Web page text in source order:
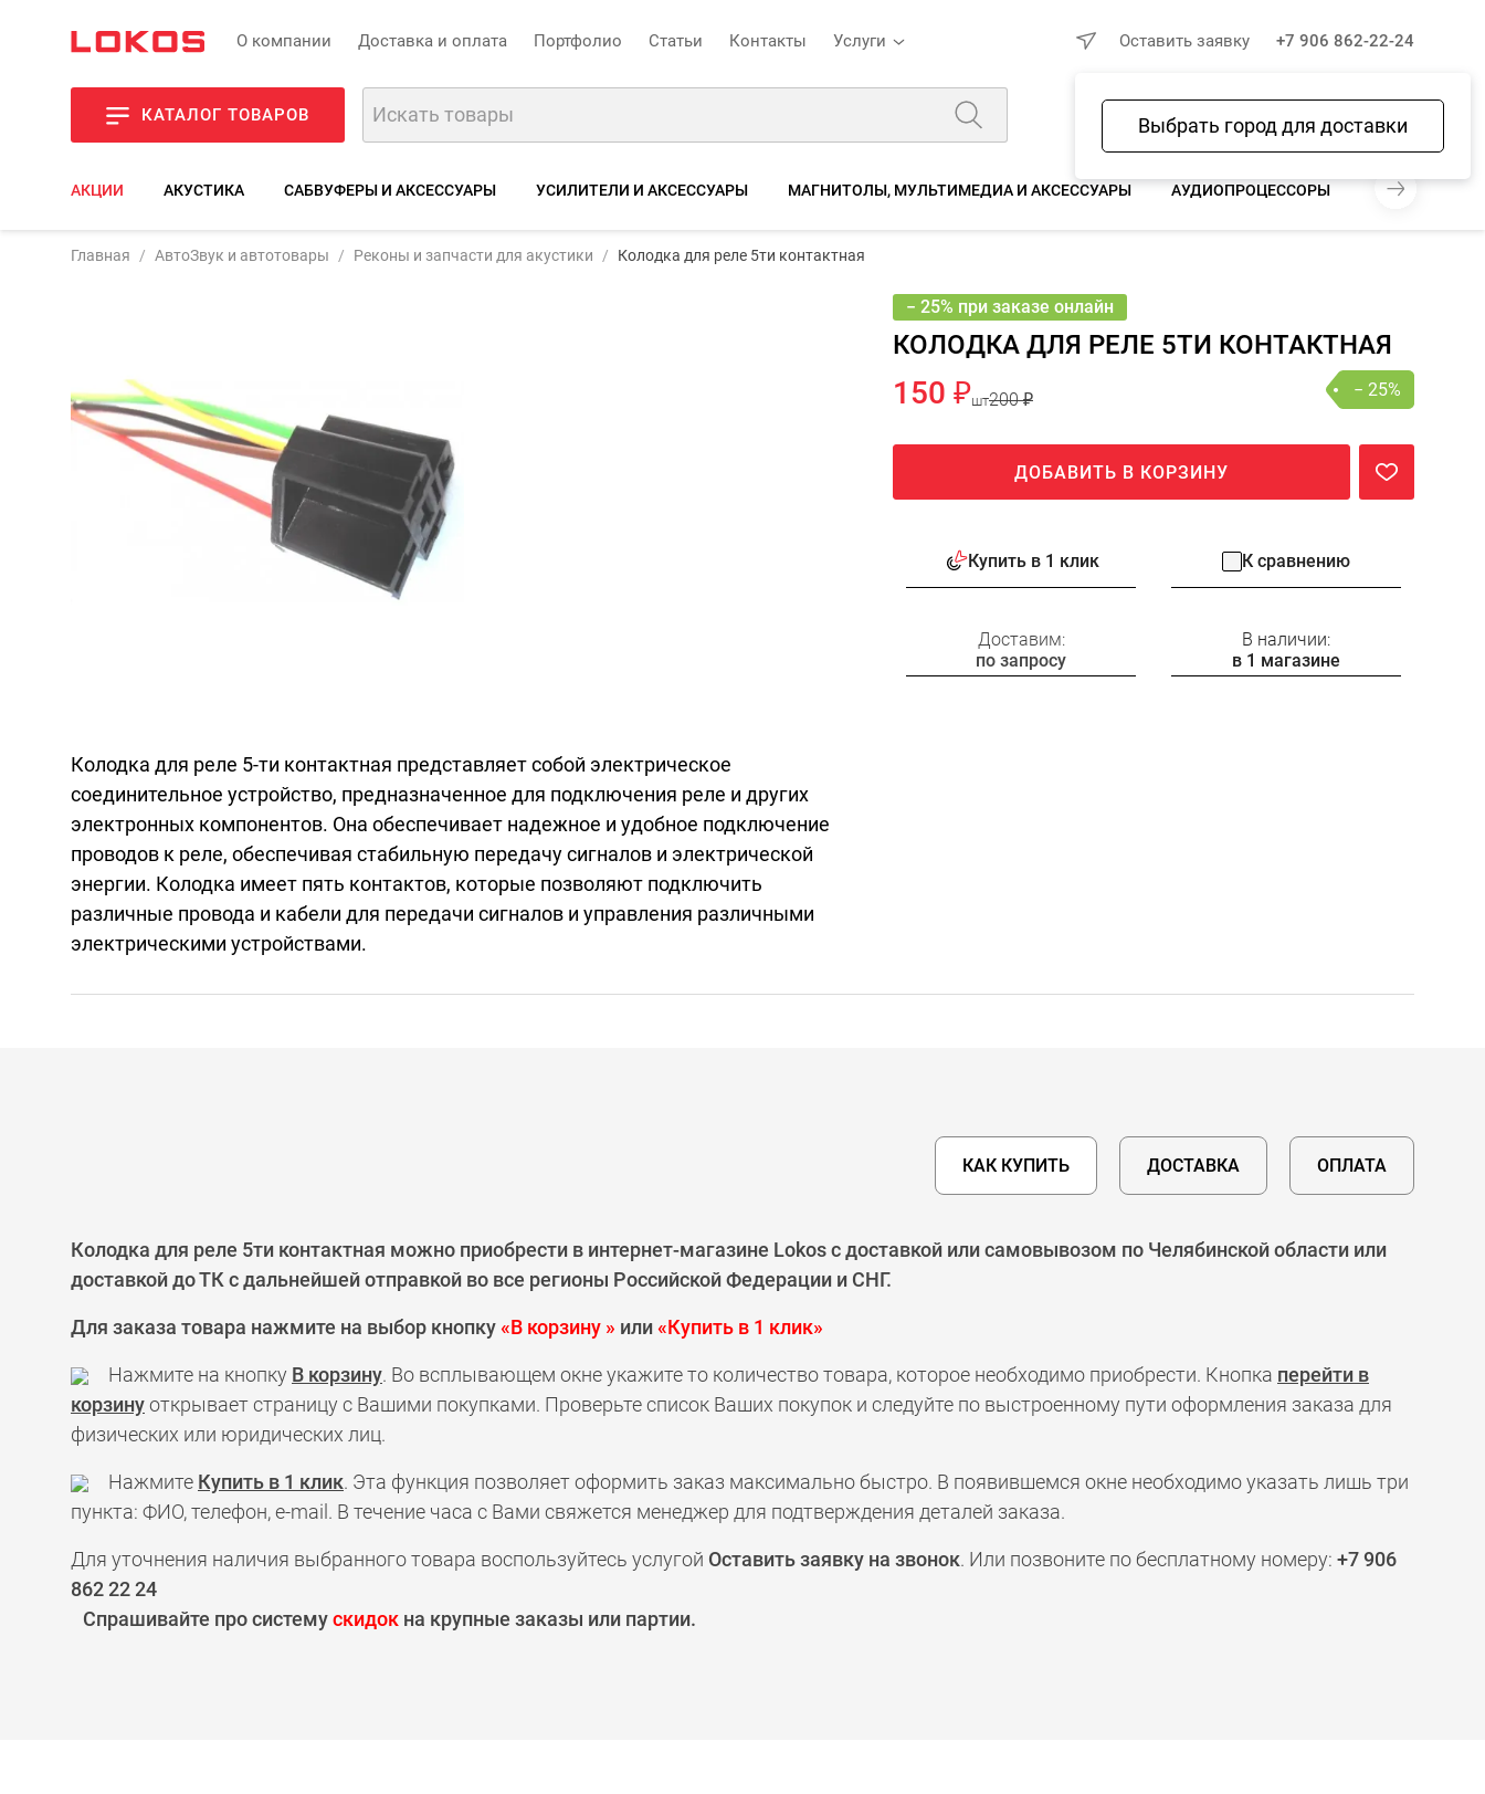
О компании Доставка и оплата Портфолио Статьи Контакты Услуги
Выбрать город для доставки
Оставить заявку +7 906 862-22-24
КАТАЛОГ ТОВАРОВ
Избранное Сравнение Корзина
АКЦИИ АКУСТИКА САБВУФЕРЫ И АКСЕССУАРЫ УСИЛИТЕЛИ И АКСЕССУАРЫ МАГНИТОЛЫ, МУЛЬТИМЕДИА И АКСЕССУАРЫ АУДИОПРОЦЕССОРЫ КАБЕЛИ
Фото Описание Отзывы
Главная АвтоЗвук и автотовары Реконы и запчасти для акустики Колодка для реле 5ти контактная
Колодка для реле 5-ти контактная представляет собой электрическое
соединительное устройство, предназначенное для подключения реле и других
электронных компонентов. Она обеспечивает надежное и удобное подключение
проводов к реле, обеспечивая стабильную передачу сигналов и электрической
энергии. Колодка имеет пять контактов, которые позволяют подключить
различные провода и кабели для передачи сигналов и управления различными
электрическими устройствами.
− 25% при заказе онлайн
КОЛОДКА ДЛЯ РЕЛЕ 5ТИ КОНТАКТНАЯ
150 ₽шт200 ₽ − 25%
ДОБАВИТЬ В КОРЗИНУ
Купить в 1 клик К сравнению
Доставим:
по запросу
В наличии:
в 1 магазине
КАК КУПИТЬ ДОСТАВКА ОПЛАТА
Колодка для реле 5ти контактная можно приобрести в интернет-магазине Lokos с доставкой или самовывозом по Челябинской области или
доставкой до ТК с дальнейшей отправкой во все регионы Российской Федерации и СНГ.
Для заказа товара нажмите на выбор кнопку«В корзину » или«Купить в 1 клик»
Нажмите на кнопку В корзину. Во всплывающем окне укажите то количество товара, которое необходимо приобрести. Кнопка перейти в
корзинуоткрывает страницу с Вашими покупками. Проверьте список Ваших покупок и следуйте по выстроенному пути оформления заказа для
физических или юридических лиц.
Нажмите Купить в 1 клик. Эта функция позволяет оформить заказ максимально быстро. В появившемся окне необходимо указать лишь три
пункта: ФИО, телефон, e-mail. В течение часа с Вами свяжется менеджер для подтверждения деталей заказа.
Для уточнения наличия выбранного товара воспользуйтесь услугой Оставить заявку на звонок. Или позвоните по бесплатному номеру: +7 906
862 22 24
Спрашивайте про системускидок на крупные заказы или партии.